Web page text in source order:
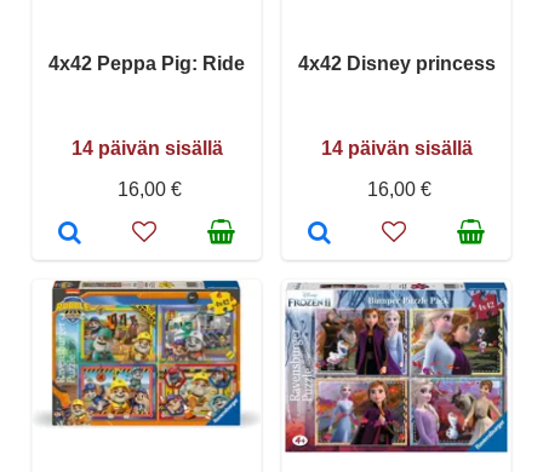
4x42 Peppa Pig: Ride
14 päivän sisällä
16,00 €
4x42 Disney princess
14 päivän sisällä
16,00 €